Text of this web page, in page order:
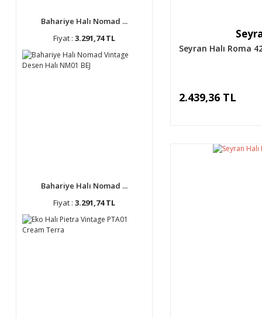
Bahariye Halı Nomad ...
Fiyat : 3.291,74 TL
Bahariye Halı Nomad ...
Fiyat : 3.291,74 TL
Seyran Halı Roma
2.439,36 TL